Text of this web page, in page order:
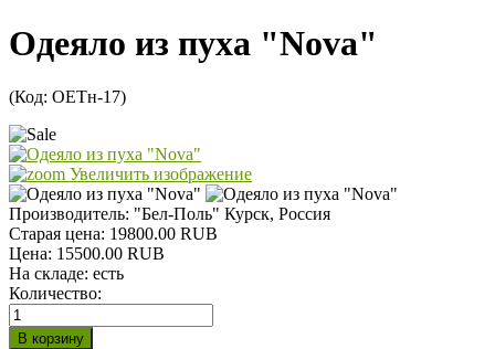
Одеяло из пуха "Nova"
(Код: ОЕТн-17)
Увеличить изображение
Производитель: "Бел-Поль" Курск, Россия
Старая цена: 19800.00 RUB
Цена: 15500.00 RUB
На складе: есть
Количество: